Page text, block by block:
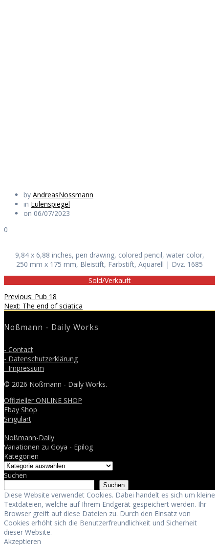
by AndreasNossmann
in Eulenspiegel
on 06/07/2023
0
9,84 x 6,88 inches, pen drawing, colored pencil, water color,
250 mm x 175 mm, Bleistift, Farbstift, Aquarell | Dvz. 1685
Sold/Verkauft
Beitragsnavigation
Previous: Previous
post:
Pub 18
Next: Next
The end of sciatica
Noßmann - Daily Works
- Contact
- Datenschutzerklärung
- Impressum
© 2026 Noßmann - Daily Works.
Offizieller ONLINE SHOP
Ebay Shop
Singulart
Noßmann-Daily
Variationen zu Goya - Epilog
Kategorien
Suchen
Suchen
Diese Website verwendet Cookies. Dabei handelt es sich um kleine
Textdateien, welche auf Ihrem Endgerät gespeichert werden. Ihr
Browser greift auf diese Dateien zu. Durch den Einsatz von
Cookies erhöht sich die Benutzerfreundlichkeit und Sicherheit
dieser Website.
Akzeptieren